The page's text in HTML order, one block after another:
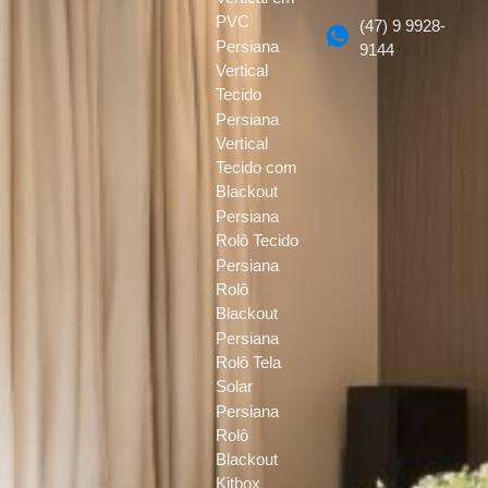
PVC
Persiana
Vertical
Tecido
Persiana
Vertical
Tecido com
Blackout
Persiana
Rolô Tecido
Persiana
Rolô
Blackout
Persiana
Rolô Tela
Solar
Persiana
Rolô
Blackout
Kitbox
(47) 9 9928-
9144